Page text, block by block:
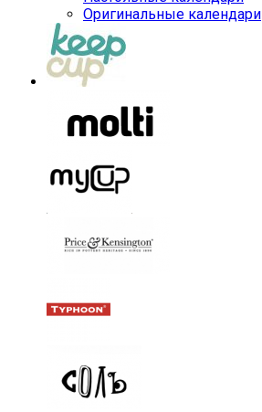
Оригинальные календари